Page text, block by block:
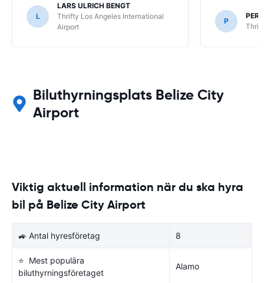
L
LARS ULRICH BENGT
Thrifty Los Angeles International
Airport
P
PER
Biluthyrningsplats Belize City
Airport
Viktig aktuell information när du ska hyra
bil på Belize City Airport
🚙 Antal hyresföretag 8
⭐ Mest populära
biluthyrningsföretaget
Alamo